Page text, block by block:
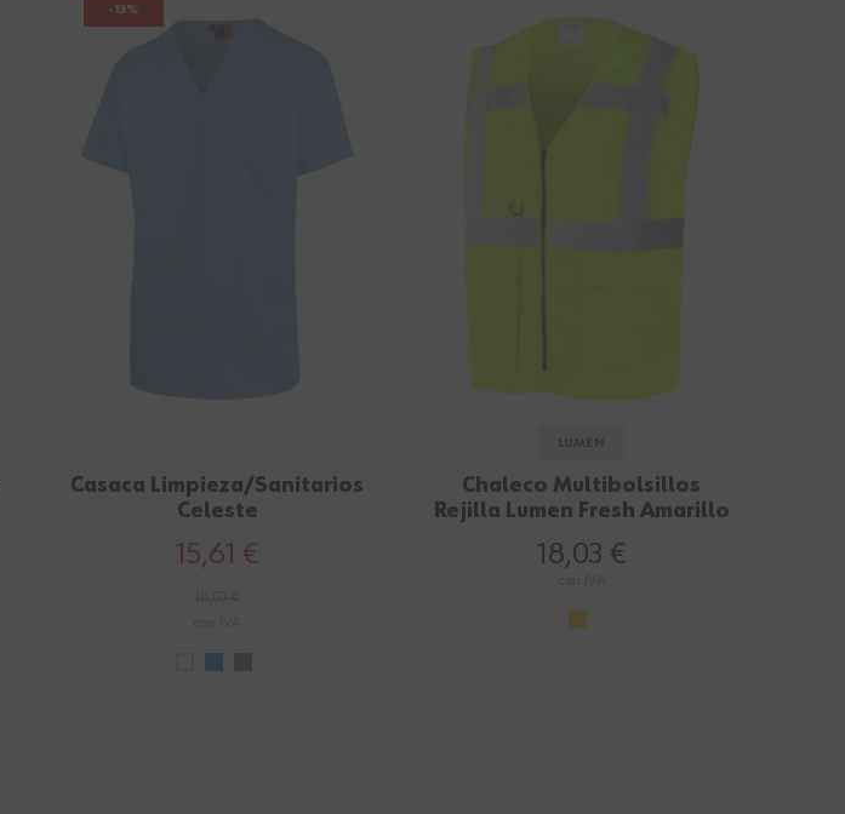
-13%
Casaca Limpieza/Sanitarios
Celeste
15,61 €
Chaleco Multibolsillos
Rejilla Lumen Fresh Amarillo
18,03 €